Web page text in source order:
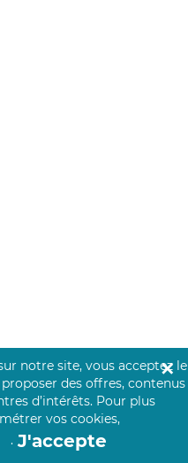
notre site, vous acceptez le
des offres, contenus
d’intérêts. Pour plus
vos cookies,
. J'accepte
✕